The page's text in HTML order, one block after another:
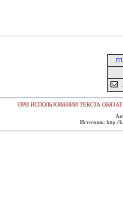
ПРИ ИСПОЛЬЗОВАНИИ ТЕКСТА
Источник: http://